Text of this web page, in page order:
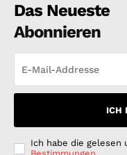
Das Neueste
Abonnieren
ICH
Ich habe die gelesen